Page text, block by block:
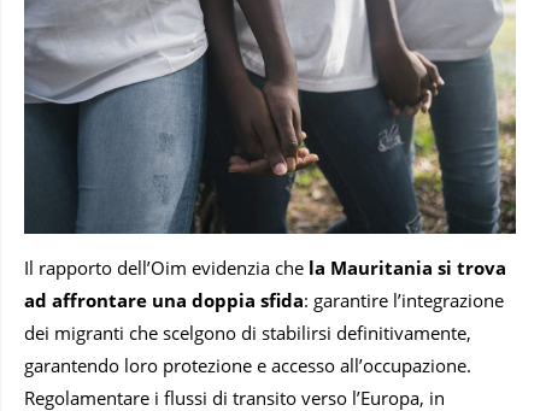
Il rapporto dell’Oim evidenzia che la Mauritania si trova
ad affrontare una doppia sfida: garantire l’integrazione
dei migranti che scelgono di stabilirsi definitivamente,
garantendo loro protezione e accesso all’occupazione.
Regolamentare i flussi di transito verso l’Europa, in